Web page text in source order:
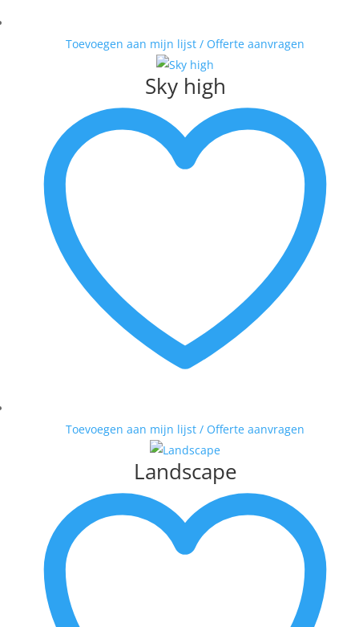
Toevoegen aan mijn lijst / Offerte aanvragen
Sky high
Toevoegen aan mijn lijst / Offerte aanvragen
Landscape